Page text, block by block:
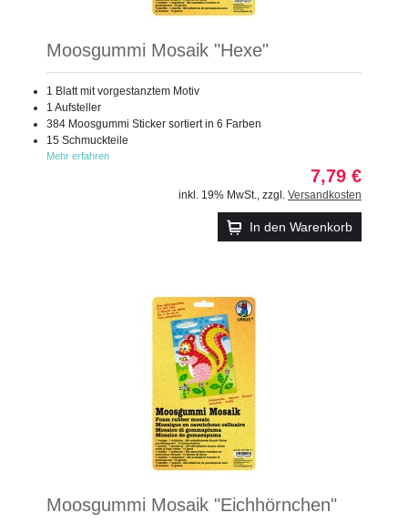
Moosgummi Mosaik "Hexe"
1 Blatt mit vorgestanztem Motiv
1 Aufsteller
384 Moosgummi Sticker sortiert in 6 Farben
15 Schmuckteile
Mehr erfahren
7,79 €
inkl. 19% MwSt. zzgl. Versandkosten
In den Warenkorb
Moosgummi Mosaik "Eichhörnchen"